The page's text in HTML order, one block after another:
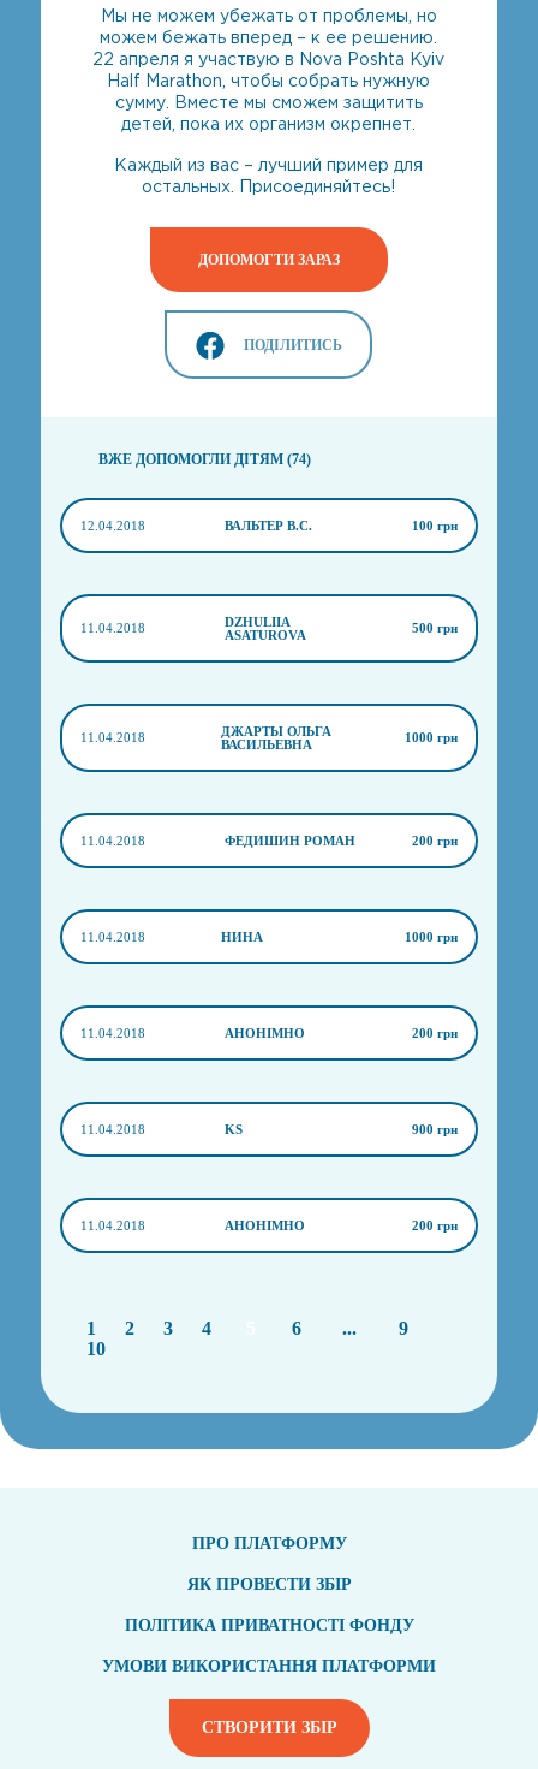
Мы не можем убежать от проблемы, но
можем бежать вперед – к ее решению.
22 апреля я участвую в Nova Poshta Kyiv
Half Marathon, чтобы собрать нужную
сумму. Вместе мы сможем защитить
детей, пока их организм окрепнет.
Каждый из вас – лучший пример для
остальных. Присоединяйтесь!
ДОПОМОГТИ ЗАРАЗ
ПОДІЛИТИСЬ
ВЖЕ ДОПОМОГЛИ ДІТЯМ (74)
12.04.2018 ВАЛЬТЕР В.С. 100 грн
11.04.2018
DZHULIIA
ASATUROVA
500 грн
11.04.2018
ДЖАРТЫ ОЛЬГА
ВАСИЛЬЕВНА
1000 грн
11.04.2018 ФЕДИШИН РОМАН 200 грн
11.04.2018 НИНА 1000 грн
11.04.2018 АНОНІМНО 200 грн
11.04.2018 KS 900 грн
11.04.2018 АНОНІМНО 200 грн
1 2 3 4 6 ...
9
10
ПРО ПЛАТФОРМУ
ЯК ПРОВЕСТИ ЗБІР
ПОЛІТИКА ПРИВАТНОСТІ ФОНДУ
УМОВИ ВИКОРИСТАННЯ ПЛАТФОРМИ
СТВОРИТИ ЗБІР